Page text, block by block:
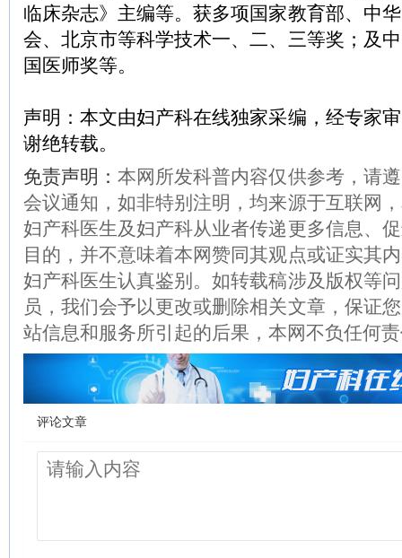
临床杂志》主编等。获多项国家教育部、中
会、北京市等科学技术一、二、三等奖；及
国医师奖等。
声明：本文由妇产科在线独家采编，经专家
谢绝转载。
免责声明：本网所发科普内容仅供参考，请
会议通知，如非特别注明，均来源于互联网
妇产科医生及妇产科从业者传递更多信息、
目的，并不意味着本网赞同其观点或证实其
妇产科医生认真鉴别。如转载稿涉及版权等
员，我们会予以更改或删除相关文章，保证
站信息和服务所引起的后果，本网不负任何
评论文章